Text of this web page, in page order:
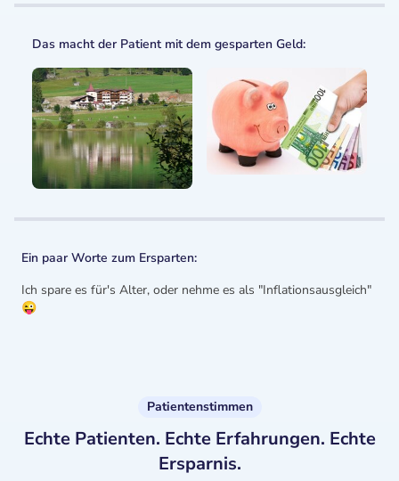
Das macht der Patient mit dem gesparten Geld:
Ein paar Worte zum Ersparten:
Ich spare es für's Alter, oder nehme es als "Inflationsausgleich"
😜
Patientenstimmen
Echte Patienten. Echte Erfahrungen. Echte
Ersparnis.